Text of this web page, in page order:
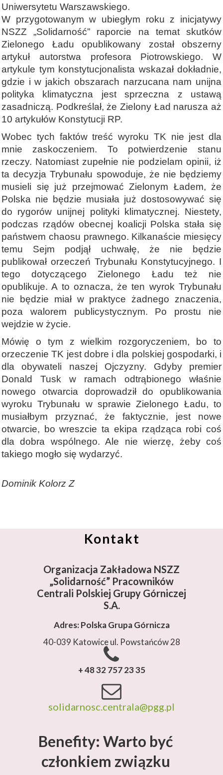
Uniwersytetu Warszawskiego.
W przygotowanym w ubiegłym roku z inicjatywy
NSZZ „Solidarność” raporcie na temat skutków
Zielonego Ładu opublikowany został obszerny
artykuł autorstwa profesora Piotrowskiego. W
artykule tym konstytucjonalista wskazał dokładnie,
gdzie i w jakich obszarach narzucana nam unijna
polityka klimatyczna jest sprzeczna z ustawą
zasadniczą. Podkreślał, że Zielony Ład narusza aż
10 artykułów Konstytucji RP.
Wobec tych faktów treść wyroku TK nie jest dla
mnie zaskoczeniem. To potwierdzenie stanu
rzeczy. Natomiast zupełnie nie podzielam opinii, iż
ta decyzja Trybunału spowoduje, że nie będziemy
musieli się już przejmować Zielonym Ładem, że
Polska nie będzie musiała już dostosowywać się
do rygorów unijnej polityki klimatycznej. Niestety,
podczas rządów obecnej koalicji Polska stała się
państwem chaosu prawnego. Kilkanaście miesięcy
temu Sejm podjął uchwałę, że nie będzie
publikował orzeczeń Trybunału Konstytucyjnego. I
tego dotyczącego Zielonego Ładu też nie
opublikuje. A to oznacza, że ten wyrok Trybunału
nie będzie miał w praktyce żadnego znaczenia,
poza walorem publicystycznym. Po prostu nie
wejdzie w życie.
Mówię o tym z wielkim rozgoryczeniem, bo to
orzeczenie TK jest dobre i dla polskiej gospodarki, i
dla obywateli naszej Ojczyzny. Gdyby premier
Donald Tusk w ramach odtrąbionego właśnie
nowego otwarcia doprowadził do opublikowania
wyroku Trybunału w sprawie Zielonego Ładu, to
musiałbym przyznać, że faktycznie, jest nowe
otwarcie, bo wreszcie ta ekipa rządząca robi coś
dla dobra wspólnego. Ale nie wierzę, żeby coś
takiego mogło się wydarzyć.
Dominik Kolorz Z
Benefity: Warto być
członkiem związku
Kontakt
solidarnosc.centrala@pgg.pl
+ 48 32 757 23 35
Adres: Polska Grupa Górnicza
40-039 Katowice ul. Powstańców 28
Organizacja Zakładowa NSZZ
„Solidarność” Pracowników
Centrali Polskiej Grupy Górniczej
S.A.